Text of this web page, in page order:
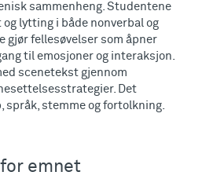
sammenheng. Studentene
lytting i både nonverbal og
gjør fellesøvelser som åpner
til emosjoner og interaksjon.
scenetekst gjennom
Det
språk, stemme og fortolkning.
emnet